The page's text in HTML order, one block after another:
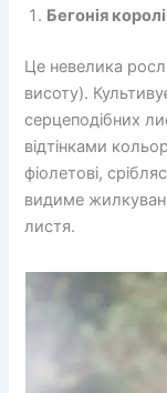
Бегонія
Це невелика
висоту).
серцеподібних
відтінками
фіолетові,
видиме
листя.